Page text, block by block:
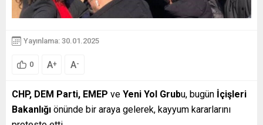
Yayınlama: 30.01.2025
0 A+ A-
CHP, DEM Parti, EMEP ve Yeni Yol Grubu, bugün İçişleri
Bakanlığı önünde bir araya gelerek, kayyum kararlarını